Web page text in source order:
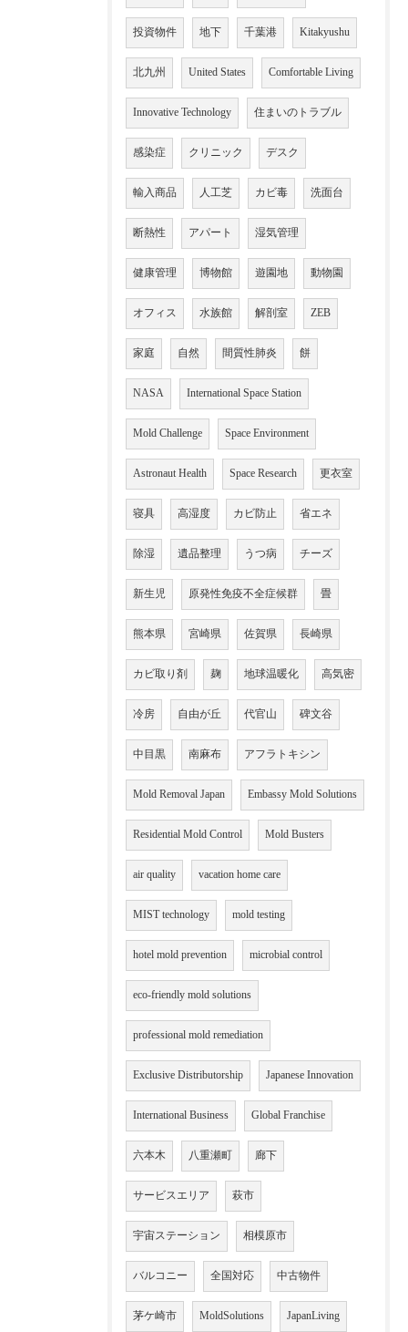
投資物件 地下 千葉港 Kitakyushu
北九州 United States Comfortable Living
Innovative Technology 住まいのトラブル
感染症 クリニック デスク
輸入商品 人工芝 カビ毒 洗面台
断熱性 アパート 湿気管理
健康管理 博物館 遊園地 動物園
オフィス 水族館 解剖室 ZEB
家庭 自然 間質性肺炎 餅
NASA International Space Station
Mold Challenge Space Environment
Astronaut Health Space Research 更衣室
寝具 高湿度 カビ防止 省エネ
除湿 遺品整理 うつ病 チーズ
新生児 原発性免疫不全症候群 畳
熊本県 宮崎県 佐賀県 長崎県
カビ取り剤 麹 地球温暖化 高気密
冷房 自由が丘 代官山 碑文谷
中目黒 南麻布 アフラトキシン
Mold Removal Japan Embassy Mold Solutions
Residential Mold Control Mold Busters
air quality vacation home care
MIST technology mold testing
hotel mold prevention microbial control
eco-friendly mold solutions
professional mold remediation
Exclusive Distributorship Japanese Innovation
International Business Global Franchise
六本木 八重瀬町 廊下
サービスエリア 萩市
宇宙ステーション 相模原市
バルコニー 全国対応 中古物件
茅ケ崎市 MoldSolutions JapanLiving